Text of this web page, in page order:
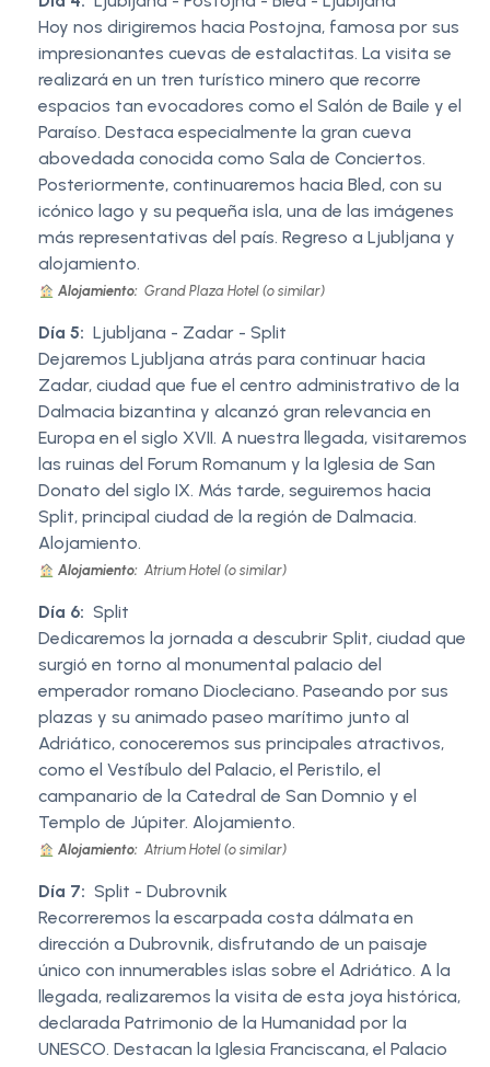
Hoy nos dirigiremos hacia Postojna, famosa por sus
impresionantes cuevas de estalactitas. La visita se
realizará en un tren turístico minero que recorre
espacios tan evocadores como el Salón de Baile y el
Paraíso. Destaca especialmente la gran cueva
abovedada conocida como Sala de Conciertos.
Posteriormente, continuaremos hacia Bled, con su
icónico lago y su pequeña isla, una de las imágenes
más representativas del país. Regreso a Ljubljana y
alojamiento.
Alojamiento: Grand Plaza Hotel (o similar)
Día 5: Ljubljana - Zadar - Split
Dejaremos Ljubljana atrás para continuar hacia
Zadar, ciudad que fue el centro administrativo de la
Dalmacia bizantina y alcanzó gran relevancia en
Europa en el siglo XVII. A nuestra llegada, visitaremos
las ruinas del Forum Romanum y la Iglesia de San
Donato del siglo IX. Más tarde, seguiremos hacia
Split, principal ciudad de la región de Dalmacia.
Alojamiento.
Alojamiento: Atrium Hotel (o similar)
Día 6: Split
Dedicaremos la jornada a descubrir Split, ciudad que
surgió en torno al monumental palacio del
emperador romano Diocleciano. Paseando por sus
plazas y su animado paseo marítimo junto al
Adriático, conoceremos sus principales atractivos,
como el Vestíbulo del Palacio, el Peristilo, el
campanario de la Catedral de San Domnio y el
Templo de Júpiter. Alojamiento.
Alojamiento: Atrium Hotel (o similar)
Día 7: Split - Dubrovnik
Recorreremos la escarpada costa dálmata en
dirección a Dubrovnik, disfrutando de un paisaje
único con innumerables islas sobre el Adriático. A la
llegada, realizaremos la visita de esta joya histórica,
declarada Patrimonio de la Humanidad por la
UNESCO. Destacan la Iglesia Franciscana, el Palacio